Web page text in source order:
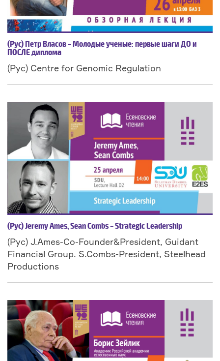
(Рус) Петр Власов – Молодые ученые: первые шаги ДО и
ПОСЛЕ диплома
(Рус) Centre for Genomic Regulation
(Рус) Jeremy Ames, Sean Combs – Strategic Leadership
(Рус) J.Ames-Co-Founder&President, Guidant
Financial Group. S.Combs-President, Steelhead
Productions